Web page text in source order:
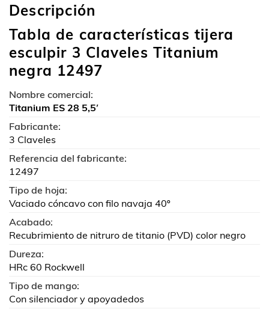
Descripción
Tabla de características tijera
esculpir 3 Claveles Titanium
negra 12497
Nombre comercial:
Titanium ES 28 5,5′
Fabricante:
3 Claveles
Referencia del fabricante:
12497
Tipo de hoja:
Vaciado cóncavo con filo navaja 40º
Acabado:
Recubrimiento de nitruro de titanio (PVD) color negro
Dureza:
HRc 60 Rockwell
Tipo de mango:
Con silenciador y apoyadedos